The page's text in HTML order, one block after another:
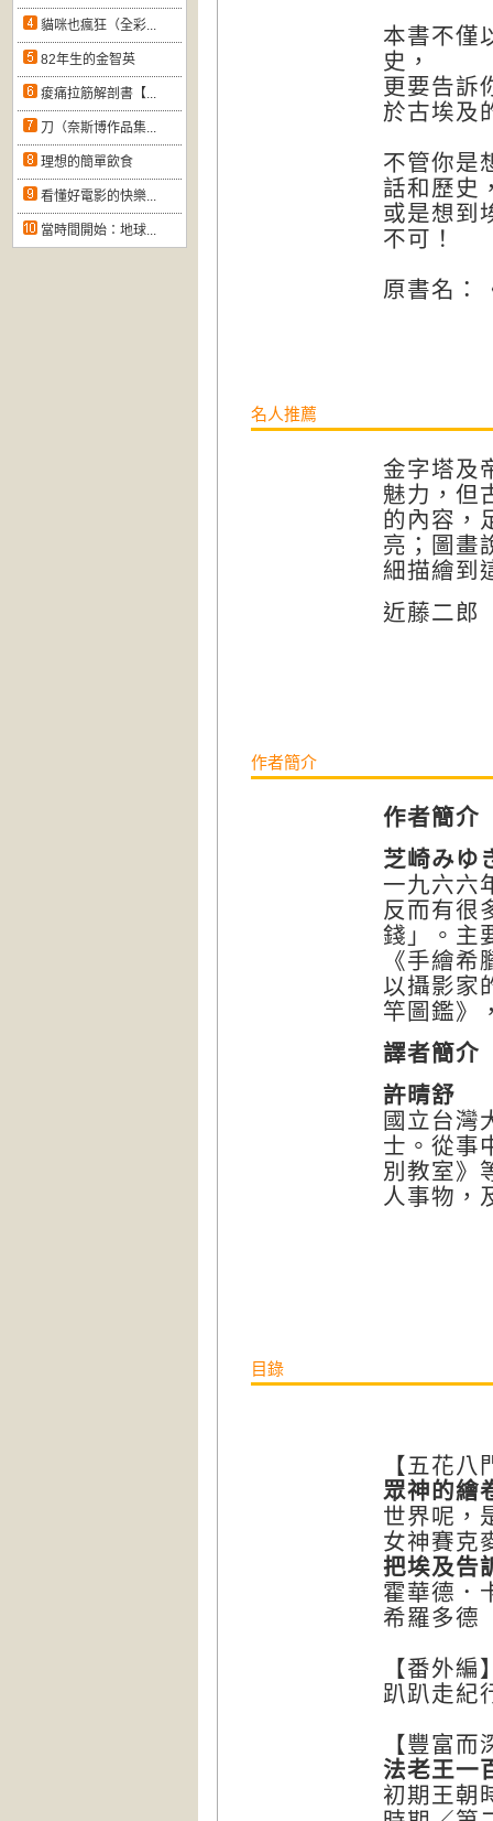
貓咪也瘋狂（全彩...
82年生的金智英
痠痛拉筋解剖書【...
刀（奈斯博作品集...
理想的簡單飲食
看懂好電影的快樂...
當時間開始：地球...
本書不僅
史，
更要告訴
於古埃及
不管你是
話和歷史
或是想到
不可！
原書名：
名人推薦
金字塔及
魅力，但
的內容，
亮；圖畫
細描繪到
近藤二郎
作者簡介
作者簡介
芝崎み
一九六六
反而有很
錢」。主
《手繪
以攝影家
竿圖鑑》
譯者簡介
許晴舒
國立台灣
士。從事
別教室》
人事物，
目錄
【五花
眾神的繪
世界呢，
女神賽克
把埃及告
霍華德．
希羅多德
【番外編
趴趴走紀
【豐富
法老王一
初期王朝